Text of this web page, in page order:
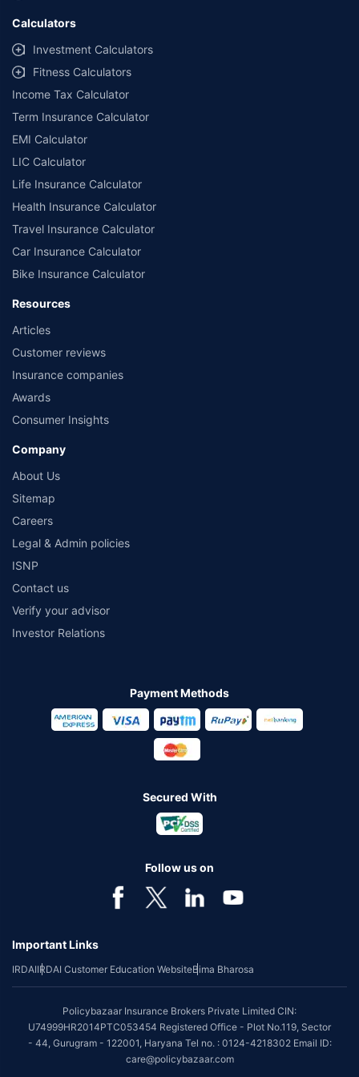
Calculators
Investment Calculators
Fitness Calculators
Income Tax Calculator
Term Insurance Calculator
EMI Calculator
LIC Calculator
Life Insurance Calculator
Health Insurance Calculator
Travel Insurance Calculator
Car Insurance Calculator
Bike Insurance Calculator
Resources
Articles
Customer reviews
Insurance companies
Awards
Consumer Insights
Company
About Us
Sitemap
Careers
Legal & Admin policies
ISNP
Contact us
Verify your advisor
Investor Relations
Payment Methods
Secured With
Follow us on
Important Links
IRDAIIRDAI Customer Education WebsiteBima Bharosa
Policybazaar Insurance Brokers Private Limited CIN:
U74999HR2014PTC053454 Registered Office - Plot No.119, Sector
- 44, Gurugram - 122001, Haryana Tel no. : 0124-4218302 Email ID:
care@policybazaar.com